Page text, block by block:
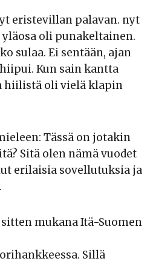
eristevillan palavan. nyt
oli punakeltainen.
sulaa. Ei sentään, ajan
Kun sain kantta
hiilistä oli vielä klapin
Tässä on jotakin
Sitä olen nämä vuodet
erilaisia sovellutuksia ja
mukana Itä-Suomen
Sillä